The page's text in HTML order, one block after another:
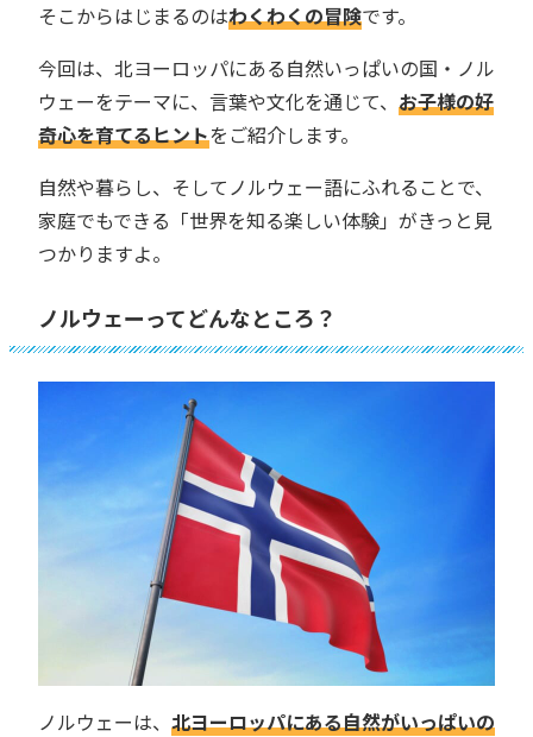
そこからはじまるのはわくわくの冒険です。
今回は、北ヨーロッパにある自然いっぱいの国・ノル
ウェーをテーマに、言葉や文化を通じて、 お子様の好
奇心を育てるヒントをご紹介します。
自然や暮らし、そしてノルウェー語にふれることで、
家庭でもできる「世界を知る楽しい体験」がきっと見
つかりますよ。
ノルウェーってどんなところ？
ノルウェーは、 北ヨーロッパにある自然がいっぱいの